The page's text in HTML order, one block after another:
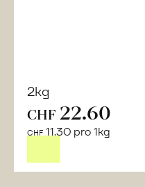
2kg
CHF 22.60
CHF11.30 pro 1kg
Bio-